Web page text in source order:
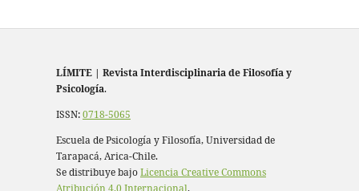
LÍMITE | Revista Interdisciplinaria de Filosofía y
Psicología.
ISSN:0718-5065
Escuela de Psicología y Filosofía, Universidad de
Tarapacá, Arica-Chile.
Se distribuye bajoLicencia Creative Commons
Atribución 4.0 Internacional.